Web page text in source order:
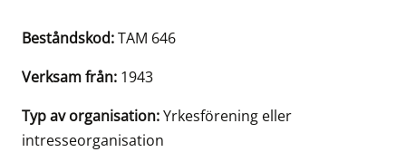
Beståndskod:TAM 646
Verksam från: 1943
Typ av organisation:Yrkesförening eller
intresseorganisation